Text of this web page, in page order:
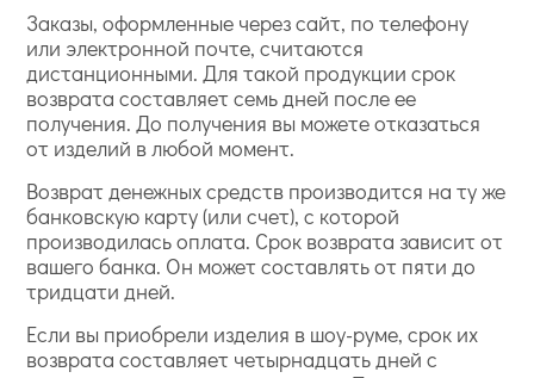
Заказы, оформленные через сайт, по телефону
или электронной почте, считаются
дистанционными. Для такой продукции срок
возврата составляет семь дней после ее
получения. До получения вы можете отказаться
от изделий в любой момент.
Возврат денежных средств производится на ту же
банковскую карту (или счет), с которой
производилась оплата. Срок возврата зависит от
вашего банка. Он может составлять от пяти до
тридцати дней.
Если вы приобрели изделия в шоу-руме, срок их
возврата составляет четырнадцать дней с